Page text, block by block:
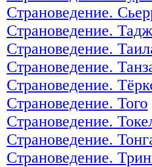
Страноведение.
Страноведение.
Страноведение.
Страноведение.
Страноведение.
Страноведение. Того
Страноведение.
Страноведение.
Страноведение.